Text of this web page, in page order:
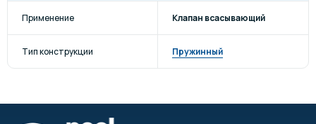
Применение Клапан всасывающий
Тип конструкции Пружинный